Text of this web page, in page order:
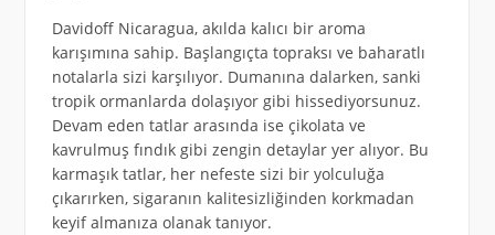
Davidoff Nicaragua, akılda kalıcı bir aroma
karışımına sahip. Başlangıçta topraksı ve baharatlı
notalarla sizi karşılıyor. Dumanına dalarken, sanki
tropik ormanlarda dolaşıyor gibi hissediyorsunuz.
Devam eden tatlar arasında ise çikolata ve
kavrulmuş fındık gibi zengin detaylar yer alıyor. Bu
karmaşık tatlar, her nefeste sizi bir yolculuğa
çıkarırken, sigaranın kalitesizliğinden korkmadan
keyif almanıza olanak tanıyor.